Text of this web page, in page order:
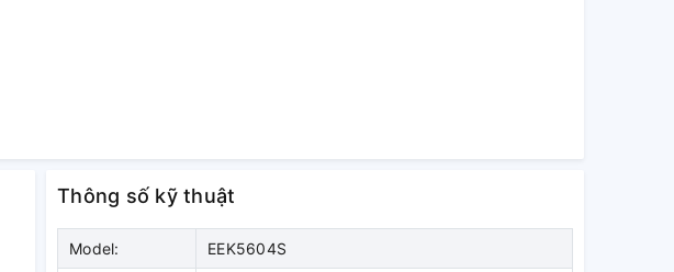
Thông số kỹ thuật
Model: EEK5604S